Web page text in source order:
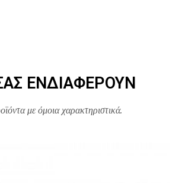
ΕΝΔΙΑΦΈΡΟΥΝ
με όμοια χαρακτηριστικά.